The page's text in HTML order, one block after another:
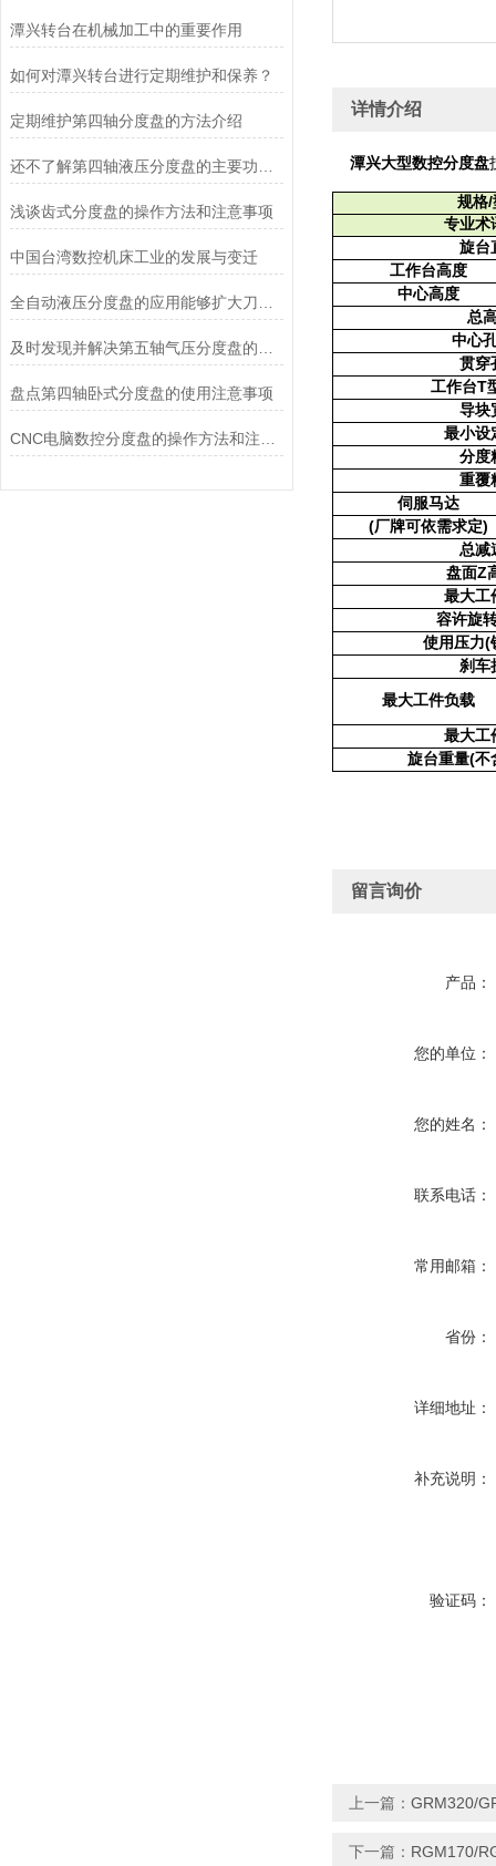
潭兴转台在机械加工中的重要作用
如何对潭兴转台进行定期维护和保养？
定期维护第四轴分度盘的方法介绍
浅谈齿式分度盘的操作方法和注意事项
中国台湾数控机床工业的发展与变迁
盘点第四轴卧式分度盘的使用注意事项
详情介绍
潭兴大型数控分度盘
规格/
专业术
旋台
工作台高度
中心高度
总
中心
贯穿
工作台T
导块
最小设
分度
重覆
伺服马达
(厂牌可依需求定)
总减
盘面Z
最大工
容许旋
使用压力(
刹车
最大工件负载
最大工
旋台重量(不
留言询价
产品：
您的单位：
您的姓名：
联系电话：
常用邮箱：
省份：
详细地址：
补充说明：
验证码：
上一篇： GRM320/
下一篇： RGM170/